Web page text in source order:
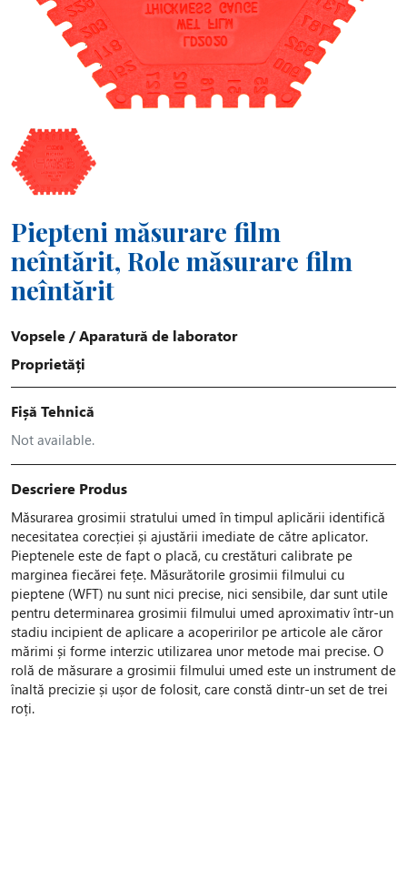
Piepteni măsurare film
neîntărit, Role măsurare film
neîntărit
Vopsele /Aparatură de laborator
Proprietăți
Fișă Tehnică
Not available.
Descriere Produs
Măsurarea grosimii stratului umed în timpul aplicării identifică
necesitatea corecției și ajustării imediate de către aplicator.
Pieptenele este de fapt o placă, cu crestături calibrate pe
marginea fiecărei fețe. Măsurătorile grosimii filmului cu
pieptene (WFT) nu sunt nici precise, nici sensibile, dar sunt utile
pentru determinarea grosimii filmului umed aproximativ într-un
stadiu incipient de aplicare a acoperirilor pe articole ale căror
mărimi și forme interzic utilizarea unor metode mai precise. O
rolă de măsurare a grosimii filmului umed este un instrument de
înaltă precizie și ușor de folosit, care constă dintr-un set de trei
roți.